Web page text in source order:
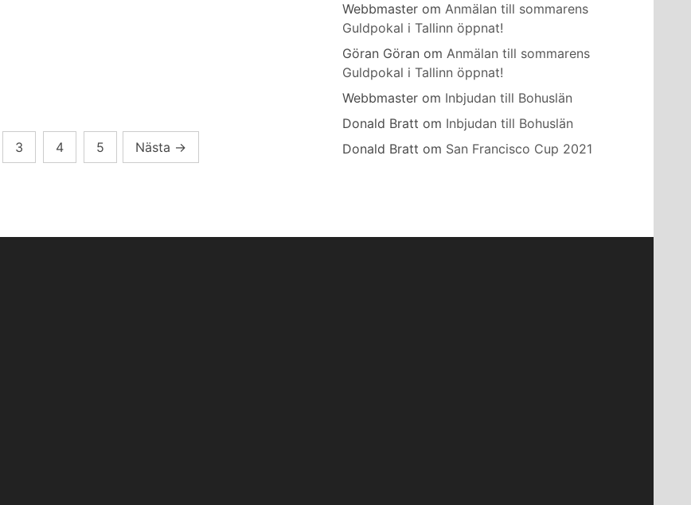
3 4 5 Nästa →
Webbmaster om Anmälan till sommarens
Guldpokal i Tallinn öppnat!
Göran Göran om Anmälan till sommarens
Guldpokal i Tallinn öppnat!
Webbmaster om Inbjudan till Bohuslän
Donald Bratt om Inbjudan till Bohuslän
Donald Bratt om San Francisco Cup 2021